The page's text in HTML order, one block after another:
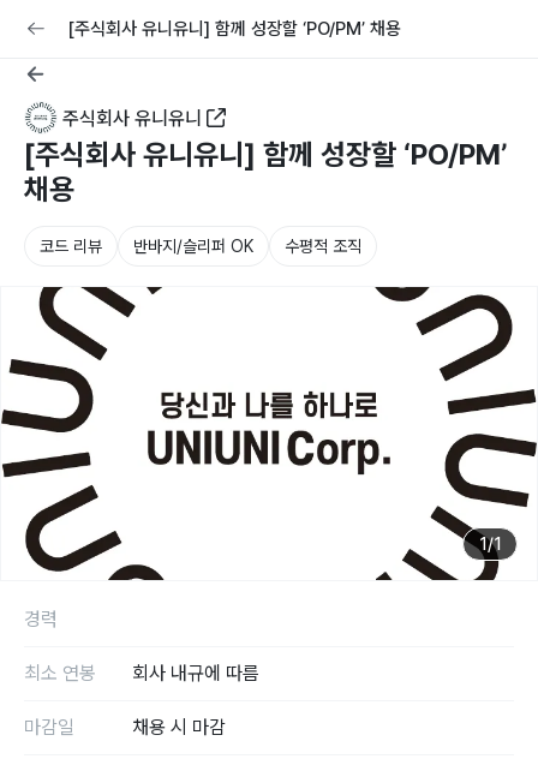
교육 커리어
[주식회사 유니유니] 함께 성장할 ‘PO/PM’ 채용
주식회사 유니유니
[주식회사 유니유니] 함께 성장할 ‘PO/PM’
채용
코드 리뷰 반바지/슬리퍼 OK 수평적 조직
1/1
경력
최소 연봉 회사 내규에 따름
마감일 채용 시 마감